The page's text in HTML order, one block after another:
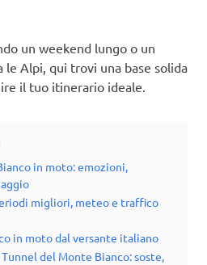
un weekend lungo o un
Alpi, qui trovi una base solida
il tuo itinerario ideale.
in moto: emozioni,
migliori, meteo e traffico
in moto dal versante italiano
del Monte Bianco: soste,